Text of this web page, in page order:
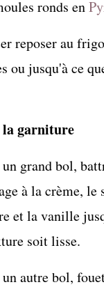
ronds en
reposer au
ou jusqu'à ce
la garniture
grand bol,
à la crème, le
et la vanille
soit lisse.
un autre bol,